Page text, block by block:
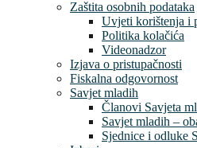
Zaštita osobnih podataka
Uvjeti korištenja i
Politika kolačića
Videonadzor
Izjava o pristupačnosti
Fiskalna odgovornost
Savjet mladih
Članovi Savjeta
Savjet mladih –
Sjednice i odluke